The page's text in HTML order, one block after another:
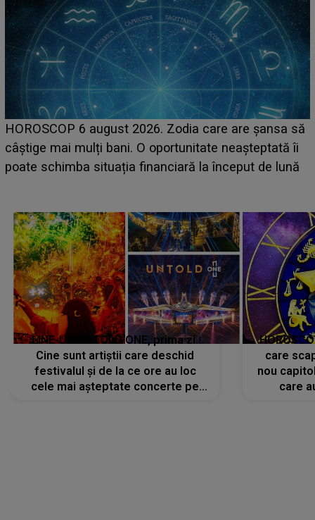
LINE-UP UNTOLD ONE, ziua 2. La ce oră urcă pe
scena principală a festivalului Zara Larsson? Artista
suedeză a ajuns deja în România și s-a filmat din
LINE-UP UNTOLD ONE, prima zi.
Cine sunt artiștii care deschid
festivalul și de la ce ore au loc
cele mai așteptate concerte pe
care
nou
care